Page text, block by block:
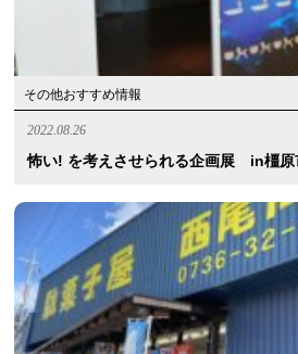
その他おすすめ情報
2022.08.26
怖い! を考えさせられる企画展 in橿原